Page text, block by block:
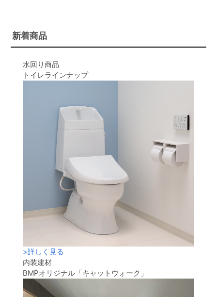
新着商品
水回り商品
トイレラインナップ
>詳しく見る
内装建材
BMPオリジナル「キャットウォーク」